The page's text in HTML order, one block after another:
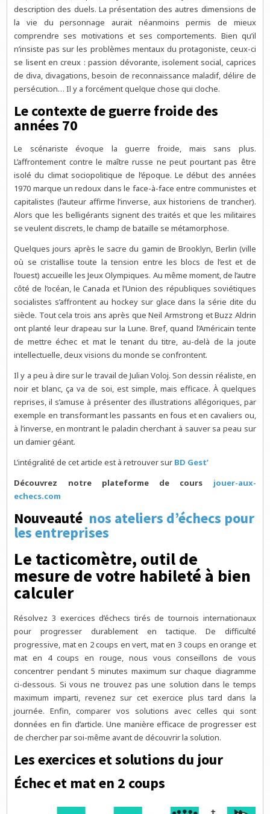
description des duels. La présentation des autres dimensions de
la vie du personnage aurait néanmoins permis de mieux
comprendre ses motivations et ses comportements. Bien qu’il
n’insiste pas sur les problèmes mentaux du protagoniste, ceux-ci
se lisent en creux : passion dévorante, isolement social, caprices
de diva, divagations, besoin de reconnaissance maladif, délire de
persécution… Il y a forcément quelque chose qui cloche.
Le contexte de guerre froide des
années 70
Le scénariste évoque la guerre froide, mais sans plus.
L’affrontement contre le maître russe ne peut pourtant pas être
isolé du climat sociopolitique de l’époque. Le début des années
1970 marque un redoux dans le face-à-face entre communistes et
capitalistes (l’auteur affirme l’inverse, aux historiens de trancher).
Alors que les belligérants signent des traités et que les militaires
se veulent discrets, le champ de bataille se métamorphose.
Quelques jours après le sacre du gamin de Brooklyn, Berlin (ville
où se cristallise toute la tension entre les blocs de l’est et de
l’ouest) accueille les Jeux Olympiques. Au même moment, de l’autre
côté de l’océan, le Canada et l’Union des républiques soviétiques
socialistes s’affrontent au hockey sur glace dans la série dite du
siècle. Tout cela trois ans après que Neil Armstrong et Buzz Aldrin
ont planté leur drapeau sur la Lune. Bref, quand l’Américain tente
de mettre échec et mat le tenant du titre, au-delà de la joute
intellectuelle, deux visions du monde se confrontent.
Il y a peu à dire sur le travail de Julian Voloj. Son dessin réaliste, en
noir et blanc, ça va de soi, est simple, mais efficace. À quelques
reprises, il s’amuse à présenter des illustrations allégoriques, par
exemple en transformant les passants en fous et en cavaliers ou,
à l’inverse, en montrant le paladin cherchant à sauver sa peau sur
un damier géant.
L’intégralité de cet article est à retrouver sur BD Gest’
Découvrez notre plateforme de cours jouer-aux-
echecs.com
Nouveauté nos ateliers d’échecs pour
les entreprises
Le tacticomètre, outil de
mesure de votre habileté à bien
calculer
Résolvez 3 exercices d’échecs tirés de tournois internationaux
pour progresser durablement en tactique. De difficulté
progressive, mat en 2 coups en vert, mat en 3 coups en orange et
mat en 4 coups en rouge, nous vous conseillons de vous
concentrer pendant 5 minutes maximum sur chaque diagramme
ci-dessous. Si vous ne trouvez pas une solution dans le temps
maximum imparti, revenez sur cet exercice plus tard dans la
journée. Enfin, comparer vos solutions avec celles qui sont
données en fin d’article. Une manière efficace de progresser est
de chercher par soi-même avant de découvrir la solution.
Les exercices et solutions du jour
Échec et mat en 2 coups